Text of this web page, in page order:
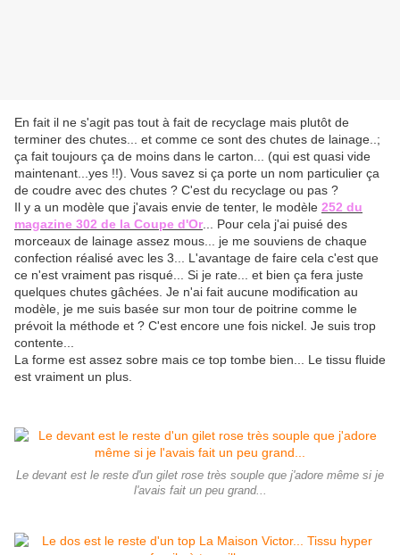
En fait il ne s'agit pas tout à fait de recyclage mais plutôt de
terminer des chutes... et comme ce sont des chutes de lainage..;
ça fait toujours ça de moins dans le carton... (qui est quasi vide
maintenant...yes !!). Vous savez si ça porte un nom particulier ça
de coudre avec des chutes ? C'est du recyclage ou pas ?
Il y a un modèle que j'avais envie de tenter, le modèle 252 du
magazine 302 de la Coupe d'Or... Pour cela j'ai puisé des
morceaux de lainage assez mous... je me souviens de chaque
confection réalisé avec les 3... L'avantage de faire cela c'est que
ce n'est vraiment pas risqué... Si je rate... et bien ça fera juste
quelques chutes gâchées. Je n'ai fait aucune modification au
modèle, je me suis basée sur mon tour de poitrine comme le
prévoit la méthode et ? C'est encore une fois nickel. Je suis trop
contente...
La forme est assez sobre mais ce top tombe bien... Le tissu fluide
est vraiment un plus.
Le devant est le reste d'un gilet rose très souple que j'adore même si je
l'avais fait un peu grand...